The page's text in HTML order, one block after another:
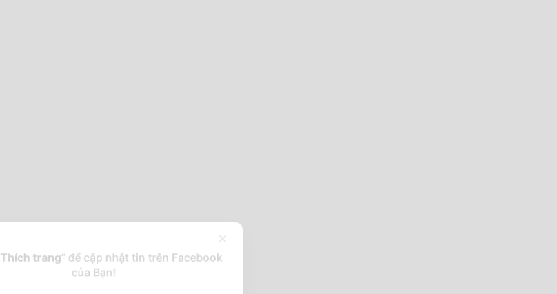
×
Thích trang“ để cập nhật tin trên Facebook
của Bạn!